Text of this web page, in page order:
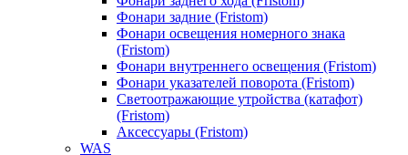
Фонари задние (Fristom)
Фонари освещения номерного знака
(Fristom)
Фонари внутреннего освещения (Fristom)
Фонари указателей поворота (Fristom)
Светоотражающие утройства (катафот)
(Fristom)
Аксессуары (Fristom)
WAS